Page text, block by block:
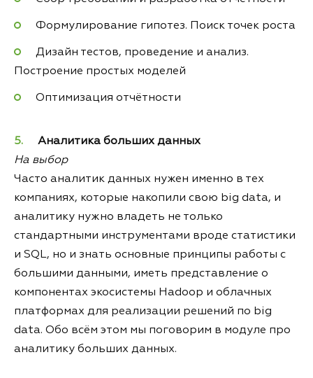
Формулирование гипотез. Поиск точек роста
Дизайн тестов, проведение и анализ.
Построение простых моделей
Оптимизация отчётности
Аналитика больших данных
На выбор
Часто аналитик данных нужен именно в тех
компаниях, которые накопили свою big data, и
аналитику нужно владеть не только
стандартными инструментами вроде статистики
и SQL, но и знать основные принципы работы с
большими данными, иметь представление о
компонентах экосистемы Hadoop и облачных
платформах для реализации решений по big
data. Обо всём этом мы поговорим в модуле про
аналитику больших данных.